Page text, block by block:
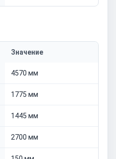
Значение
4570 мм
1775 мм
1445 мм
2700 мм